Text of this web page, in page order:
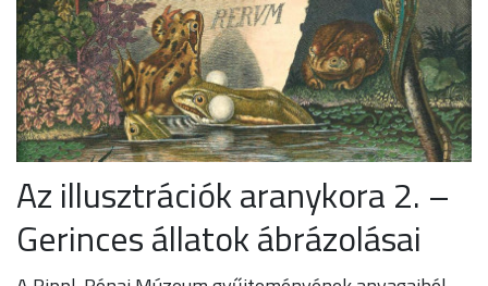
Az illusztrációk aranykora 2. –
Gerinces állatok ábrázolásai